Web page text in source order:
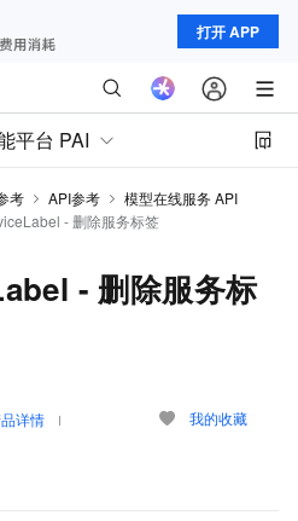
打开 APP
平台 PAI
考 API参考
模型在线服务 API
- 删除服务标签
- 删除服务标
详情 我的收藏